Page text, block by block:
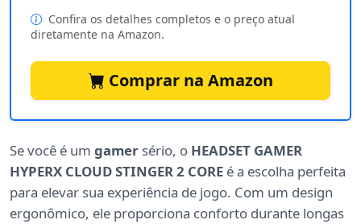
Confira os detalhes completos e o preço atual
diretamente na Amazon.
Comprar na Amazon
Se você é um gamer sério, o HEADSET GAMER
HYPERX CLOUD STINGER 2 CORE é a escolha perfeita
para elevar sua experiência de jogo. Com um design
ergonômico, ele proporciona conforto durante longas